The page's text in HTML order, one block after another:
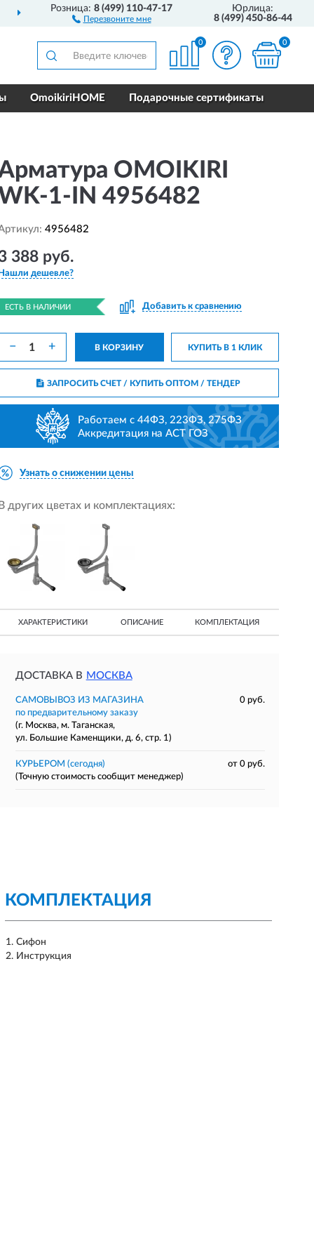
ПОЛНЫЙ
Розница:8 (499) 110-47-17
Перезвоните мне
Юрлица:
8 (499) 450-86-44
0 0
OmoikiriHOME Подарочные сертификаты
OMOIKIRI
1-IN 4956482
4956482
388 руб.
Нашли дешевле?
ЕСТЬ В НАЛИЧИИ Добавить к сравнению
− + В КОРЗИНУ КУПИТЬ В 1 КЛИК
ЗАПРОСИТЬ СЧЕТ / КУПИТЬ ОПТОМ/ ТЕНДЕР
Работаем с 44ФЗ, 223ФЗ, 275ФЗ
Аккредитация на АСТ ГОЗ
Узнать о снижении цены
В других цветах и комплектациях:
ХАРАКТЕРИСТИКИ ОПИСАНИЕ КОМПЛЕКТАЦИЯ
ДОСТАВКА В МОСКВА
САМОВЫВОЗ ИЗ МАГАЗИНА
0 руб.
по предварительному заказу
(г. Москва, м. Таганская,
ул. Большие Каменщики, д. 6, стр. 1)
КУРЬЕРОМ (сегодня)
от 0 руб.
(Точную стоимость сообщит менеджер)
КОМПЛЕКТАЦИЯ
Сифон
Инструкция